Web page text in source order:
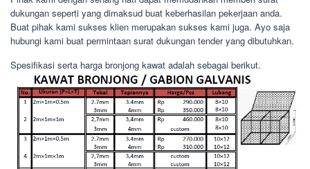
dukungan seperti yang dimaksud buat keberhasilan pekerjaan anda.
Buat pihak kami sukses klien merupakan sukses kami juga. Ayo saja
hubungi kami buat permintaan surat dukungan tender yang dibutuhkan.
Spesifikasi serta harga bronjong kawat adalah sebagai berikut.